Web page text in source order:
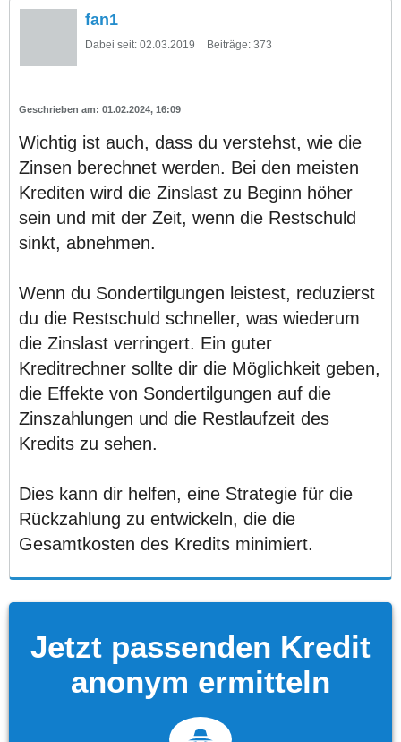
fan1
Dabei seit: 02.03.2019 Beiträge: 373
01.02.2024, 16:09
Wichtig ist auch, dass du verstehst, wie die
Zinsen berechnet werden. Bei den meisten
Krediten wird die Zinslast zu Beginn höher
sein und mit der Zeit, wenn die Restschuld
sinkt, abnehmen.
Wenn du Sondertilgungen leistest, reduzierst
du die Restschuld schneller, was wiederum
die Zinslast verringert. Ein guter
Kreditrechner sollte dir die Möglichkeit geben,
die Effekte von Sondertilgungen auf die
Zinszahlungen und die Restlaufzeit des
Kredits zu sehen.
Dies kann dir helfen, eine Strategie für die
Rückzahlung zu entwickeln, die die
Gesamtkosten des Kredits minimiert.
Jetzt passenden Kredit
anonym ermitteln